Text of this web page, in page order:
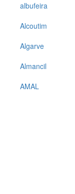
albufeira
Alcoutim
Algarve
Almancil
AMAL